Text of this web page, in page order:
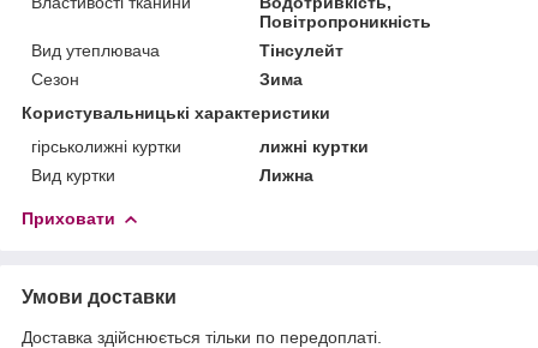
Повітропроникність
Вид утеплювача
Тінсулейт
Сезон
Зима
Користувальницькі характеристики
гірськолижні куртки
лижні куртки
Вид куртки
Лижна
Приховати
Умови доставки
Доставка здійснюється тільки по передоплаті.